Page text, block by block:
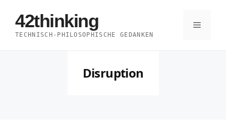
Inhalt
springen
42thinking
TECHNISCH-PHILOSOPHISCHE GEDANKEN
Menü
Disruption